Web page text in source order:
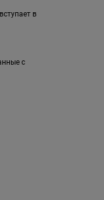
в
с